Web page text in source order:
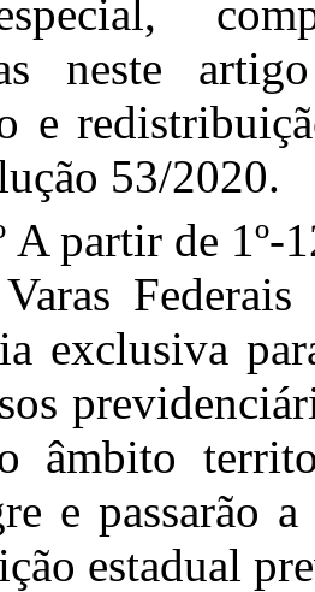
neste
e
53/2020.
A partir de 1º-
exclusiva
âmbito
e passarão
estadual